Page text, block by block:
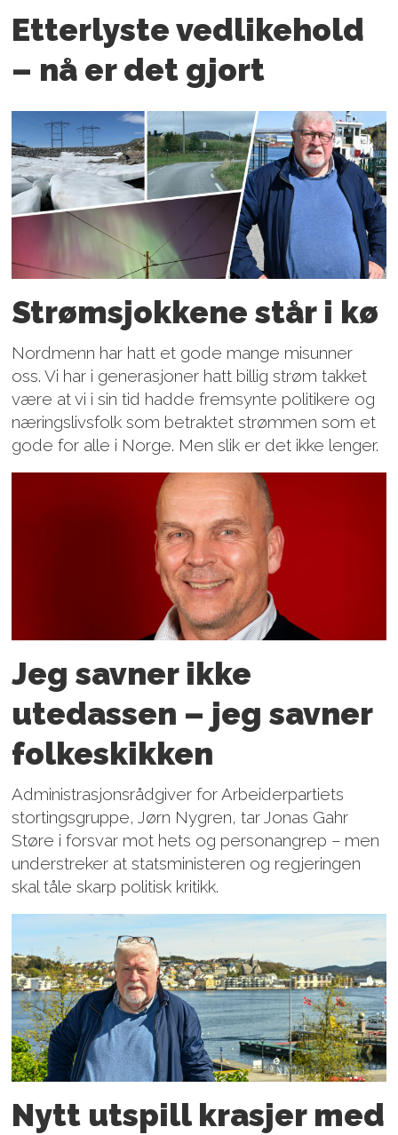
Etterlyste vedlikehold
– nå er det gjort
Strømsjokkene står i kø
Nordmenn har hatt et gode mange misunner
oss. Vi har i generasjoner hatt billig strøm takket
være at vi i sin tid hadde fremsynte politikere og
næringslivsfolk som betraktet strømmen som et
gode for alle i Norge. Men slik er det ikke lenger.
Jeg savner ikke
utedassen – jeg savner
folkeskikken
Administrasjonsrådgiver for Arbeiderpartiets
stortingsgruppe, Jørn Nygren, tar Jonas Gahr
Støre i forsvar mot hets og person­angrep – men
understreker at statsministeren og regjeringen
skal tåle skarp politisk kritikk.
Nytt utspill krasjer med